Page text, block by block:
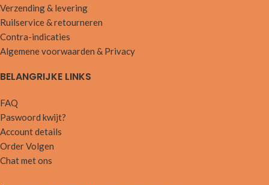
Verzending & levering
Ruilservice & retourneren
Contra-indicaties
Algemene voorwaarden & Privacy
BELANGRIJKE LINKS
FAQ
Paswoord kwijt?
Account details
Order Volgen
Chat met ons